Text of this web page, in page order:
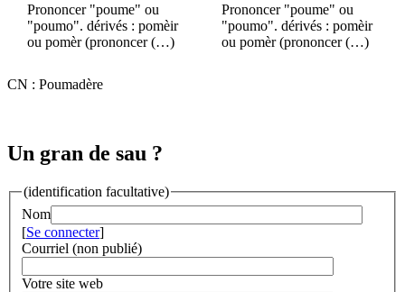
Prononcer "poume" ou
"poumo". dérivés : pomèir
ou pomèr (prononcer (…)
Prononcer "poume" ou
"poumo". dérivés : pomèir
ou pomèr (prononcer (…)
CN : Poumadère
Un gran de sau ?
(identification facultative)
Nom
[Se connecter]
Courriel (non publié)
Votre site web